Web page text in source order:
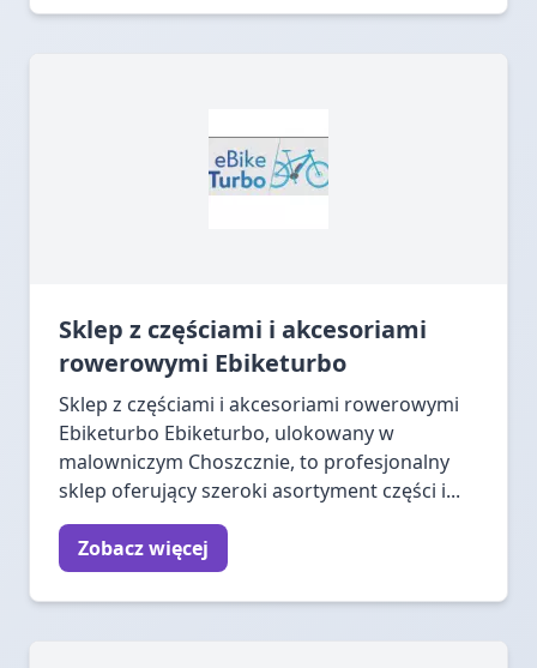
Sklep z częściami i akcesoriami
rowerowymi Ebiketurbo
Sklep z częściami i akcesoriami rowerowymi
Ebiketurbo Ebiketurbo, ulokowany w
malowniczym Choszcznie, to profesjonalny
sklep oferujący szeroki asortyment części i...
Zobacz więcej